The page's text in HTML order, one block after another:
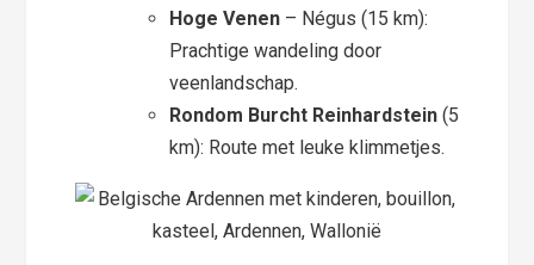
Hoge Venen – Négus (15 km):
Prachtige wandeling door
veenlandschap.
Rondom Burcht Reinhardstein (5
km): Route met leuke klimmetjes.